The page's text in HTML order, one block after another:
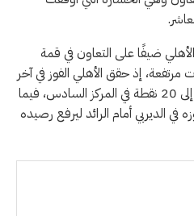
ضيفًا على التعاون في قمة
مرتفعة، إذ حقق الأهلي الفوز في آخر
3 مباريات بالدوري رافعًا رصيده إلى 20 نقطة في المركز السادس، فيما
في الديربي أمام الرائد ليرفع رصيده